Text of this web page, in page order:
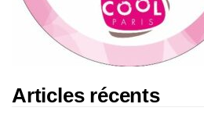
Articles récents